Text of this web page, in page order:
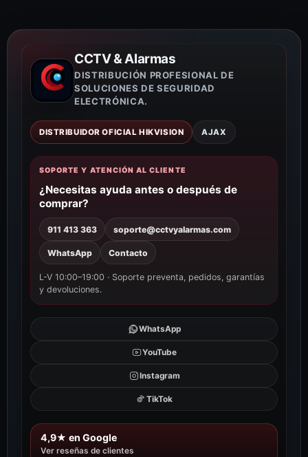
CCTV & Alarmas
DISTRIBUCIÓN PROFESIONAL DE
SOLUCIONES DE SEGURIDAD
ELECTRÓNICA.
DISTRIBUIDOR OFICIAL HIKVISION AJAX
SOPORTE Y ATENCIÓN AL CLIENTE
¿Necesitas ayuda antes o después de
comprar?
911 413 363 soporte@cctvyalarmas.com
WhatsApp Contacto
L-V 10:00–19:00 · Soporte preventa, pedidos, garantías
y devoluciones.
WhatsApp
YouTube
Instagram
TikTok
4,9★ en Google
Ver reseñas de clientes